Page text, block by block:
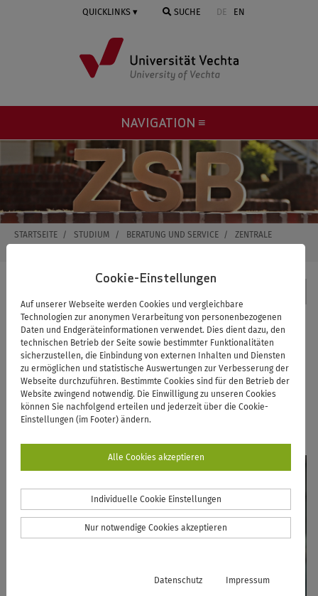
Cookie-Einstellungen
Auf unserer Webseite werden Cookies und vergleichbare
Technologien zur anonymen Verarbeitung von personenbezogenen
Daten und Endgeräteinformationen verwendet. Dies dient dazu, den
technischen Betrieb der Seite sowie bestimmter Funktionalitäten
sicherzustellen, die Einbindung von externen Inhalten und Diensten
zu ermöglichen und statistische Auswertungen zur Verbesserung der
Webseite durchzuführen. Bestimmte Cookies sind für den Betrieb der
Website zwingend notwendig. Die Einwilligung zu unseren Cookies
können Sie nachfolgend erteilen und jederzeit über die Cookie-
Einstellungen (im Footer) ändern.
Alle Cookies akzeptieren
Individuelle Cookie Einstellungen
Nur notwendige Cookies akzeptieren
Datenschutz Impressum
QUICKLINKS SUCHE DE EN
NAVIGATION ≡
STARTSEITE STUDIUM BERATUNG UND SERVICE
ZENTRALE
Das Team der Zentralen
Studienberatung und die
Kontaktdaten